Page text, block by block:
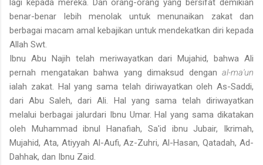
lagi kepada mereka. Dan orang-orang yang bersifat demikian
benar-benar lebih menolak untuk menunaikan zakat dan
berbagai macam amal kebajikan untuk mendekatkan diri kepada
Allah Swt.
Ibnu Abu Najih telah meriwayatkan dari Mujahid, bahwa Ali
pernah mengatakan bahwa yang dimaksud dengan al-ma'un
ialah zakat. Hal yang sama telah diriwayatkan oleh As-Saddi,
dari Abu Saleh, dari Ali. Hal yang sama telah diriwayatkan
melalui berbagai jalurdari Ibnu Umar. Hal yang sama dikatakan
oleh Muhammad ibnul Hanafiah, Sa'id ibnu Jubair, Ikrimah,
Mujahid, Ata, Atiyyah Al-Aufi, Az-Zuhri, Al-Hasan, Qatadah, Ad-
Dahhak, dan Ibnu Zaid.